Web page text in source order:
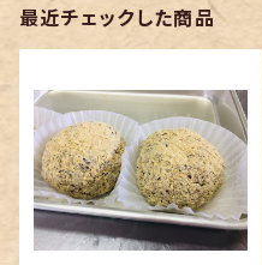
最近チェックした商品